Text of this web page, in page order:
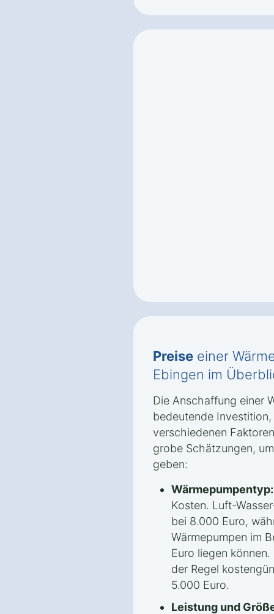
Preise einer
Ebingen im
Die Anschaffung einer
bedeutende
verschiedenen
grobe Schätzungen,
geben:
Wärmepumpentyp:
Kosten. Luft-
bei 8.000 Euro,
Wärmepumpen im
Euro liegen
der Regel
5.000 Euro.
Leistung und